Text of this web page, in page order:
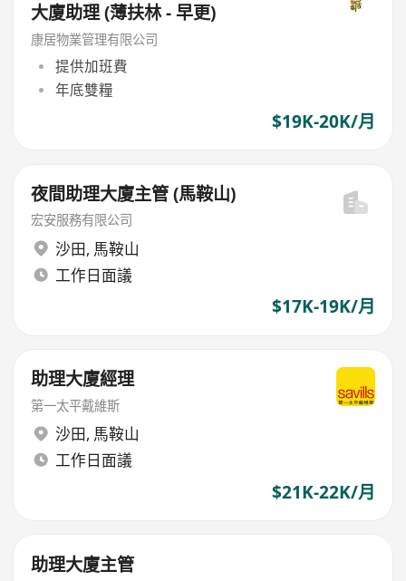
大廈助理 (薄扶林 - 早更)
康居物業管理有限公司
提供加班費
年底雙糧
$19K-20K/月
夜間助理大廈主管 (馬鞍山)
宏安服務有限公司
沙田, 馬鞍山
工作日面議
$17K-19K/月
助理大廈經理
第一太平戴維斯
沙田, 馬鞍山
工作日面議
$21K-22K/月
助理大廈主管